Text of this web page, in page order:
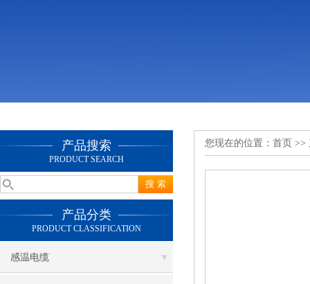
产品搜索
PRODUCT SEARCH
产品分类
PRODUCT CLASSIFICATION
感温电缆
您现在的位置： 首页 >>